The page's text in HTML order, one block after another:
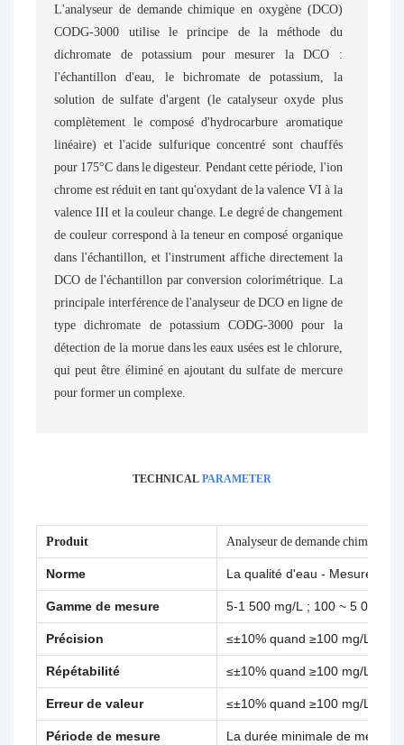
L'analyseur de demande chimique en oxygène (DCO)
CODG-3000 utilise le principe de la méthode du
dichromate de potassium pour mesurer la DCO :
l'échantillon d'eau, le bichromate de potassium, la
solution de sulfate d'argent (le catalyseur oxyde plus
complètement le composé d'hydrocarbure aromatique
linéaire) et l'acide sulfurique concentré sont chauffés
pour 175°C dans le digesteur. Pendant cette période, l'ion
chrome est réduit en tant qu'oxydant de la valence VI à la
valence III et la couleur change. Le degré de changement
de couleur correspond à la teneur en composé organique
dans l'échantillon, et l'instrument affiche directement la
DCO de l'échantillon par conversion colorimétrique. La
principale interférence de l'analyseur de DCO en ligne de
type dichromate de potassium CODG-3000 pour la
détection de la morue dans les eaux usées est le chlorure,
qui peut être éliminé en ajoutant du sulfate de mercure
pour former un complexe.
TECHNICAL PARAMETER
Produit Analyseur de demande chimique
Norme La qualité d'eau - Mesure de
Gamme de mesure 5-1 500 mg/L ; 100 ~ 5 000
Précision ≤±10% quand ≥100 mg/L ; ≤
Répétabilité ≤±10% quand ≥100 mg/L ;
Erreur de valeur ≤±10% quand ≥100 mg/L ;
Période de mesure La durée minimale de